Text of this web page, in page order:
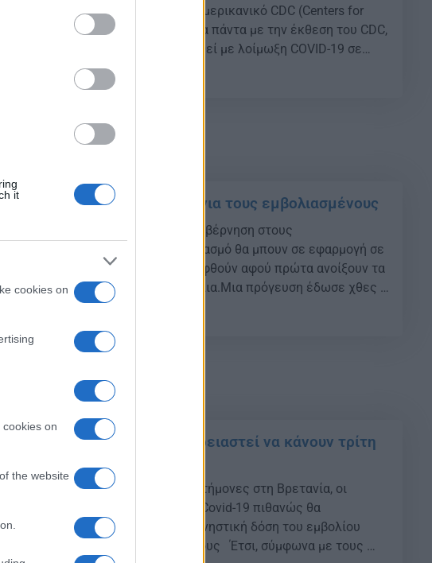
it
cookies on
on
the website
του κορονοϊού , σύμφωνα με το αμερικανικό CDC (Centers for
Control and Prevention) Σύμφωνα πάντα με την έκθεση του CDC,
λιγότερα παιδιά έχουν προσβληθεί με λοίμωξη COVID-19 σε
με τους ενήλικες, τα παιδιά μπορούν να προσβληθούν και να
τον […]
06/2021 - 12:32
Έρχονται «μπόνους» για τους εμβολιασμένους
Ποιά προνόμια εξετάζει η κυβέρνηση στους
. Τα κίνητρα για εμβολιασμό θα μπουν σε εφαρμογή σε
Οι οριστικές αποφάσεις θα ληφθούν αφού πρώτα ανοίξουν τα
των πολιτών για όλα τα εμβόλια.Μια πρόγευση έδωσε χθες ο
υπουργός Εσωτερικών Στέλιος Πέτσας, ο οποίος
[…]
– εμβόλια: Ποιοί θα χρειαστεί να κάνουν τρίτη
– εμβόλια: Σύμφωνα με επιστήμονες στη Βρετανία, οι
που είναι πιο ευάλωτοι στην Covid-19 πιθανώς θα
μία τρίτη ενισχυτική ή αναμνηστική δόση του εμβολίου
BioNTech αργότερα εντός του έτους Έτσι, σύμφωνα με τους